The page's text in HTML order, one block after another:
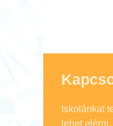
Iskolánkat
lehet elérni.